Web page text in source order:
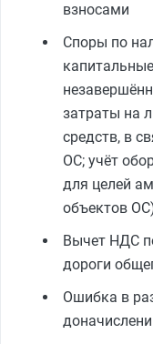
взносами
Споры по
затраты на
средств, в
ОС; учёт
для целей
объектов
Вычет НДС
дороги
Ошибка в